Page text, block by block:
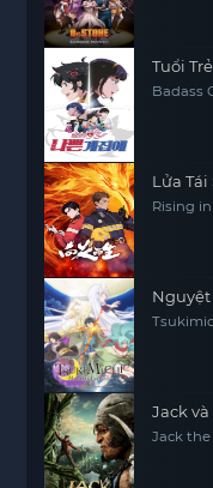
Tuổi
Badass
Lửa Tái
Rising
Jack
Jack the